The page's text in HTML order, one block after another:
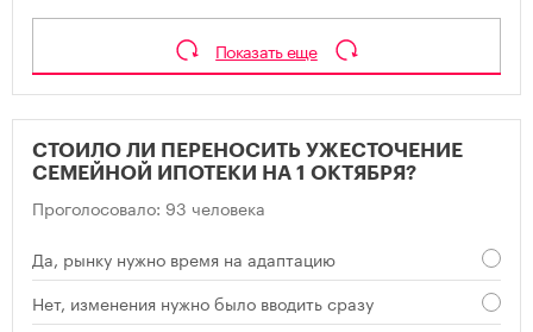
Показать еще
СТОИЛО ЛИ ПЕРЕНОСИТЬ УЖЕСТОЧЕНИЕ
СЕМЕЙНОЙ ИПОТЕКИ НА 1 ОКТЯБРЯ?
Проголосовало: 93 человека
Да, рынку нужно время на адаптацию
Нет, изменения нужно было вводить сразу